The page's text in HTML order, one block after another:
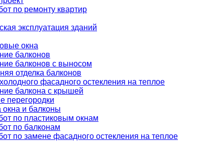
по ремонту квартир
эксплуатация зданий
окна
балконов
балконов с выносом
отделка балконов
фасадного остекления на теплое
балкона с крышей
перегородки
и балконы
по пластиковым окнам
по балконам
по замене фасадного остекления на теплое